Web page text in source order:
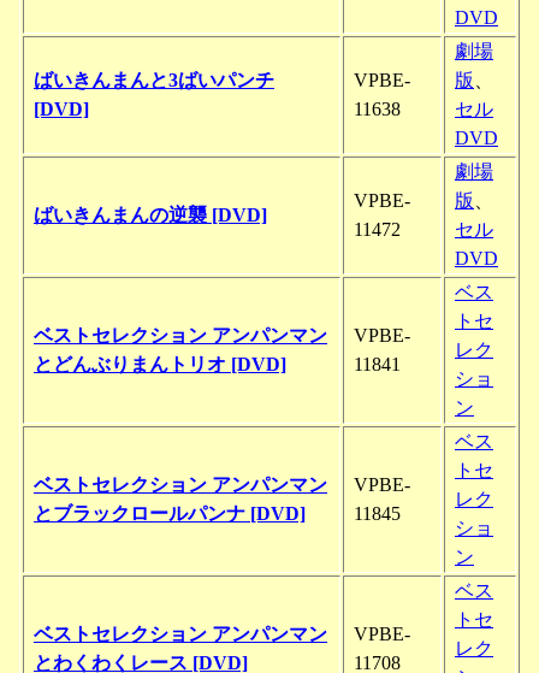
DVD
ばいきんまんと3ばいパンチ
[DVD]
VPBE-
11638
劇場
版
セル
DVD
ばいきんまんの逆襲 [DVD]
VPBE-
11472
劇場
版
セル
DVD
ベストセレクション アンパンマン
とどんぶりまんトリオ [DVD]
VPBE-
11841
ベス
トセ
レク
ショ
ン
ベストセレクション アンパンマン
とブラックロールパンナ [DVD]
VPBE-
11845
ベス
トセ
レク
ショ
ン
ベストセレクション アンパンマン
とわくわくレース [DVD]
VPBE-
11708
ベス
トセ
レク